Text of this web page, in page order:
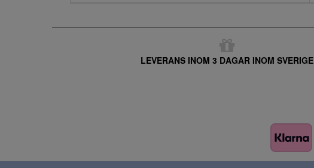
LEVERANS INOM 3 DAGAR INOM SVERIGE